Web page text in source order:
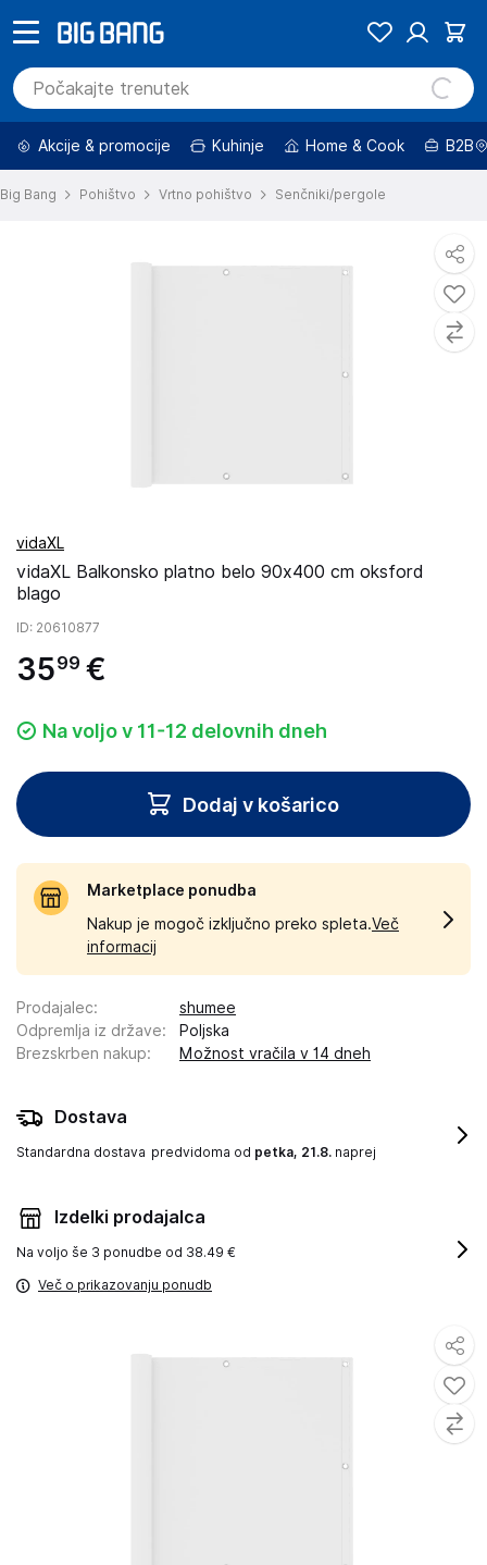
Akcije & promocije Kuhinje Home & Cook B2B
Big Bang Pohištvo Vrtno pohištvo Senčniki/pergole
vidaXL
vidaXL Balkonsko platno belo 90x400 cm oksford
blago
ID: 20610877
3599 €
Na voljo v 11-12 delovnih dneh
Dodaj v košarico
Marketplace ponudba
Nakup je mogoč izključno preko spleta.Več
informacij
Prodajalec:
shumee
Odpremlja iz države:
Poljska
Brezskrben nakup: Možnost vračila v 14 dneh
Dostava
Standardna dostava predvidoma od petka, 21.8. naprej
Izdelki prodajalca
Na voljo še 3 ponudbe od 38.49 €
Več o prikazovanju ponudb